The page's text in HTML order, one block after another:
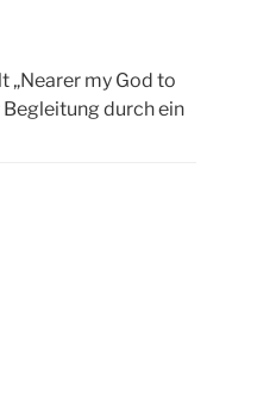
„Nearer my God to
durch ein